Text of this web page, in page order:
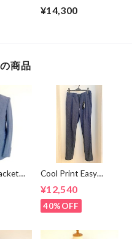
Loose Fit Band
Collar Shirt Blue
¥14,300
商品
Cool Print Easy
¥12,540
40%OFF